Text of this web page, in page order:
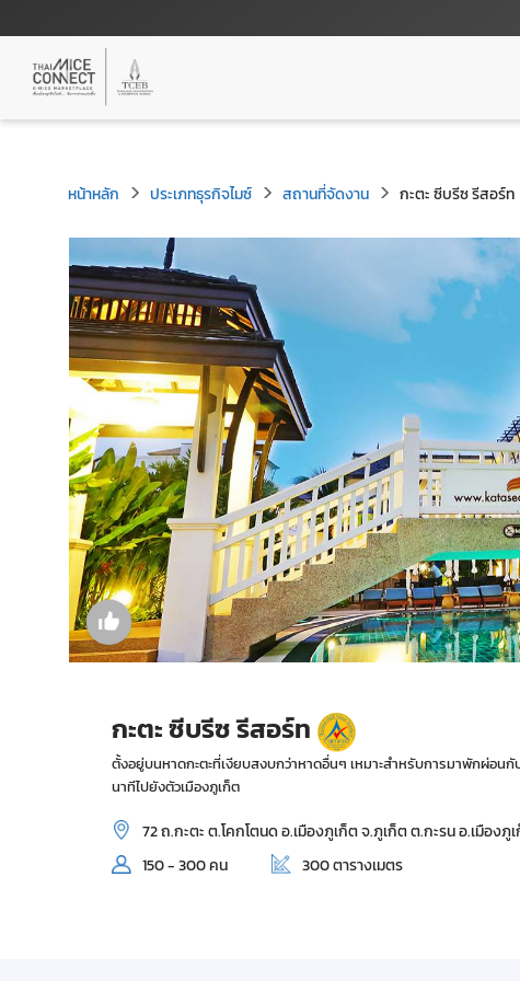
หน้าหลัก ประเภทธุรกิจไมซ์ สถานที่จัดงาน กะตะ ซีบรีซ รีสอร์ท
กะตะ ซีบรีซ รีสอร์ท
ตั้งอยู่บนหาดกะตะที่เงียบสงบกว่าหาดอื่นๆ เหมาะสำหรับการมาพักผ่อน
นาทีไปยังตัวเมืองภูเก็ต
72 ถ.กะตะ ต.โคกโตนด อ.เมืองภูเก็ต จ.ภูเก็ต ต.กะรน อ.เมืองภู
150 - 300 คน
300 ตารางเมตร